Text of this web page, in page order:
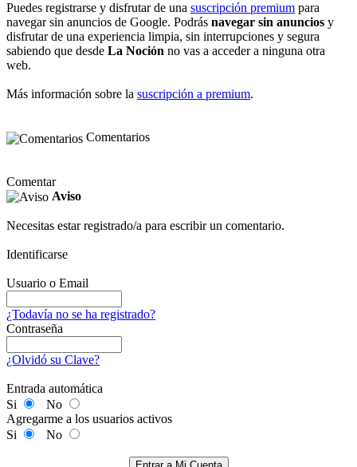
Puedes registrarse y disfrutar de una suscripción premium para
navegar sin anuncios de Google. Podrás navegar sin anuncios y
disfrutar de una experiencia limpia, sin interrupciones y segura
sabiendo que desde La Noción no vas a acceder a ninguna otra
web.
Más información sobre la suscripción a premium.
Comentarios
Comentar
Aviso
Necesitas estar registrado/a para escribir un comentario.
Identificarse
Usuario o Email
¿Todavía no se ha registrado?
Contraseña
¿Olvidó su Clave?
Entrada automática
Si
No
Agregarme a los usuarios activos
Si
No